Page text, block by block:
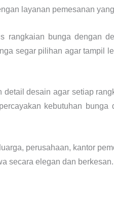
layanan pemesanan
rangkaian bunga dengan
segar pilihan agar tampil
desain agar setiap
kebutuhan
perusahaan, kantor
secara elegan dan berkesan.